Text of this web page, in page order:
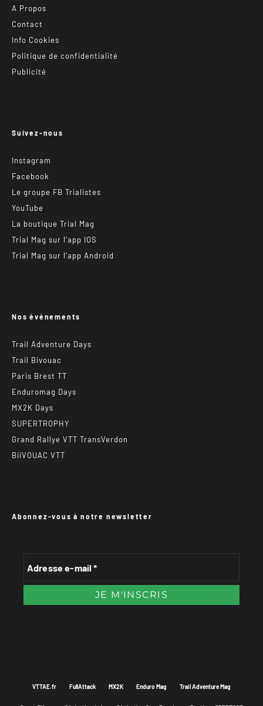
A Propos
Contact
Info Cookies
Politique de confidentialité
Publicité
Suivez-nous
Instagram
Facebook
Le groupe FB Trialistes
YouTube
La boutique Trial Mag
Trial Mag sur l’app IOS
Trial Mag sur l’app Android
Nos événements
Trail Adventure Days
Trail Bivouac
Paris Brest TT
Enduromag Days
MX2K Days
SUPERTROPHY
Grand Rallye VTT TransVerdon
BiiVOUAC VTT
Abonnez-vous à notre newsletter
VTTAE.fr FullAttack MX2K Enduro Mag Trail Adventure Mag